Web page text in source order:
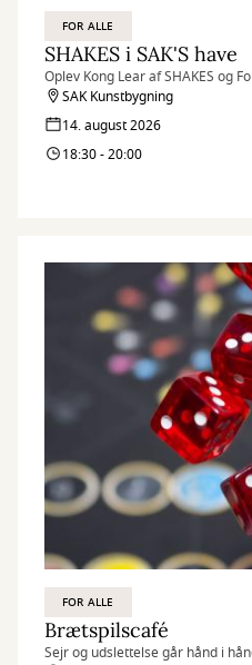
FOR ALLE
SHAKES i SAK'S have
Oplev Kong Lear af SHAKES og
SAK Kunstbygning
14. august 2026
18:30 - 20:00
FOR ALLE
Brætspilscafé
Sejr og udslettelse går hånd i